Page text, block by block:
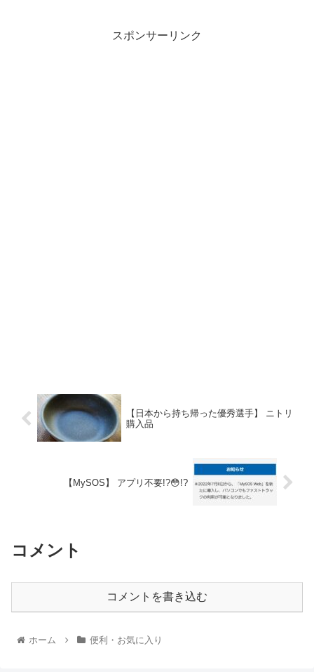
スポンサーリンク
【日本から持ち帰った優秀選手】 ニトリ
購入品
【MySOS】 アプリ不要!?😳!?
コメント
コメントを書き込む
ホーム 便利・お気に入り